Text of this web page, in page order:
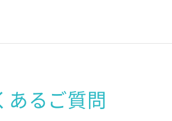
あるご質問